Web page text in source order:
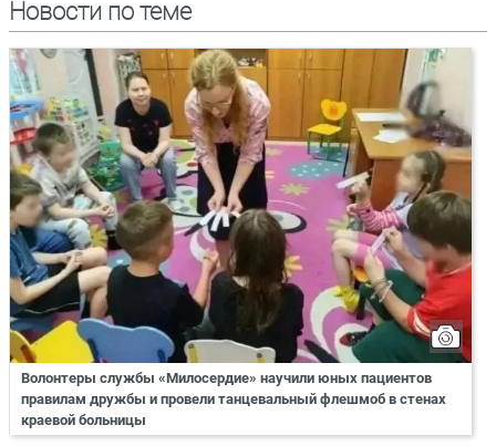
Новости по теме
Волонтеры службы «Милосердие» научили юных пациентов
правилам дружбы и провели танцевальный флешмоб в стенах
краевой больницы